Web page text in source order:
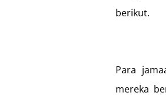
berikut.
Para
mereka